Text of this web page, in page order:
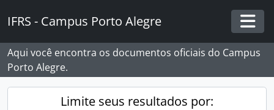
IFRS - Campus Porto Alegre
Aqui você encontra os documentos oficiais do Campus
Porto Alegre.
Limite seus resultados por: